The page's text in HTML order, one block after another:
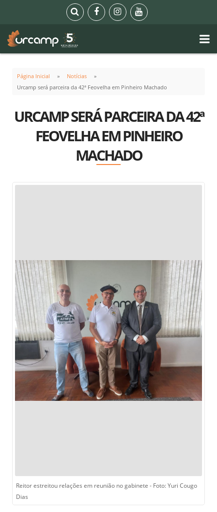
Página Inicial
Notícias
Urcamp será parceira da 42ª Feovelha em Pinheiro Machado
URCAMP SERÁ PARCEIRA DA 42ª
FEOVELHA EM PINHEIRO
MACHADO
Reitor estreitou relações em reunião no gabinete - Foto: Yuri Cougo
Dias